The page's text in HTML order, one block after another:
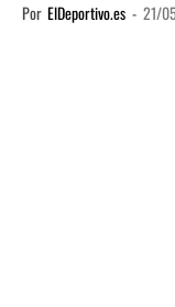
Por ElDeportivo.es - 21/